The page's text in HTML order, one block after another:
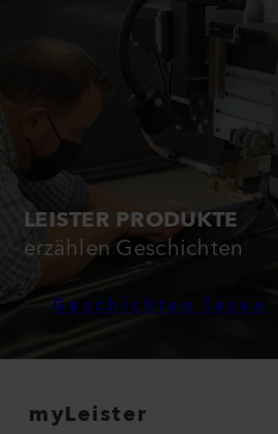
LEISTER PRODUKTE
erzählen Geschichten
Geschichten lesen
myLeister